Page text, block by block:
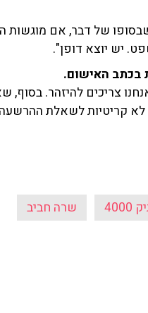
של דבר, אם מוגשות
יש יוצא דופן".
בכתב האישום.
צריכים להיזהר.
קריטיות לשאלת
שרה חביב